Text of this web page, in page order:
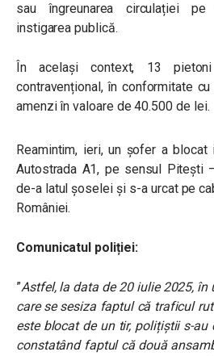
sau îngreunarea circulației
instigarea publică.
În același context, 13
contravențional, în conformitate
amenzi în valoare de 40.500 de lei.
Reamintim, ieri,un șofer a blocat
Autostrada A1, pe sensul Pitești
de-a latul șoselei și s-a urcat pe
României.
Comunicatul poliției:
”Astfel, la data de 20 iulie 2025,
care se sesiza faptul că traficul
este blocat de un tir, polițiștii s-
constatând faptul că două